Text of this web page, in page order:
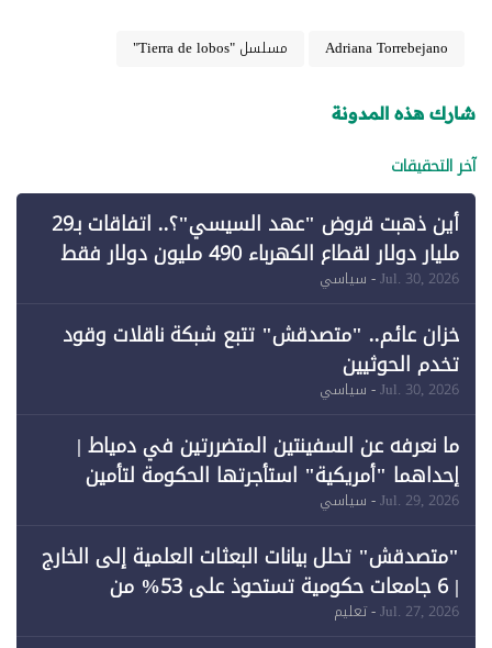
Adriana Torrebejano مسلسل "Tierra de lobos"
شارك هذه المدونة
آخر التحقيقات
أين ذهبت قروض "عهد السيسي"؟.. اتفاقات بـ29
مليار دولار لقطاع الكهرباء 490 مليون دولار فقط
لـ"الطاقة المتجددة" (1)
Jul. 30, 2026- سياسي
خزان عائم.. "متصدقش" تتبع شبكة ناقلات وقود
تخدم الحوثيين
Jul. 30, 2026- سياسي
ما نعرفه عن السفينتين المتضررتين في دمياط |
إحداهما "أمريكية" استأجرتها الحكومة لتأمين
احتياجات الطاقة
Jul. 29, 2026- سياسي
"متصدقش" تحلل بيانات البعثات العلمية إلى الخارج
| 6 جامعات حكومية تستحوذ على 53% من
Jul. 27, 2026- تعليم